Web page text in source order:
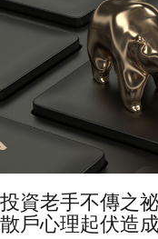
投資老手不傳之
散戶心理起伏造